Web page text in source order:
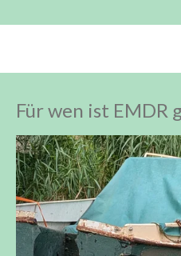
Für wen ist EMDR